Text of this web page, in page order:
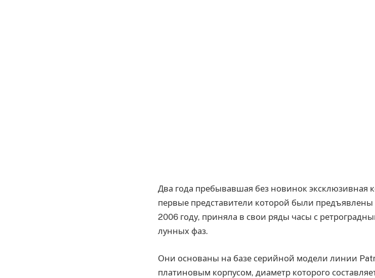
Два года пребывавшая без новинок эксклюзивная
первые представители которой были
2006 году, приняла в свои ряды часы с
лунных фаз.
Они основаны на базе серийной модели линии
платиновым корпусом, диаметр которого